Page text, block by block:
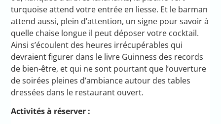
turquoise attend votre entrée en liesse. Et le barman
attend aussi, plein d’attention, un signe pour savoir à
quelle chaise longue il peut déposer votre cocktail.
Ainsi s’écoulent des heures irrécupérables qui
devraient figurer dans le livre Guinness des records
de bien-être, et qui ne sont pourtant que l’ouverture
de soirées pleines d’ambiance autour des tables
dressées dans le restaurant ouvert.
Activités à réserver :